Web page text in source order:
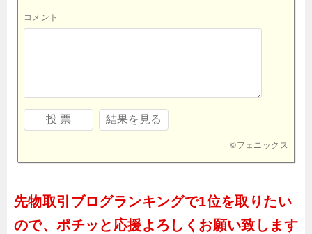
コメント
©フェニックス
先物取引ブログランキングで1位を取りたい
ので、ポチッと応援よろしくお願い致します